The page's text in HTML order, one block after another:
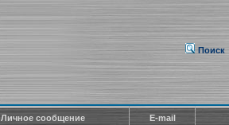
Поиск
Личное сообщение E-mail